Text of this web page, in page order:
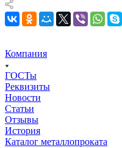
Компания
ГОСТы
Реквизиты
Новости
Статьи
Отзывы
История
Каталог металлопроката